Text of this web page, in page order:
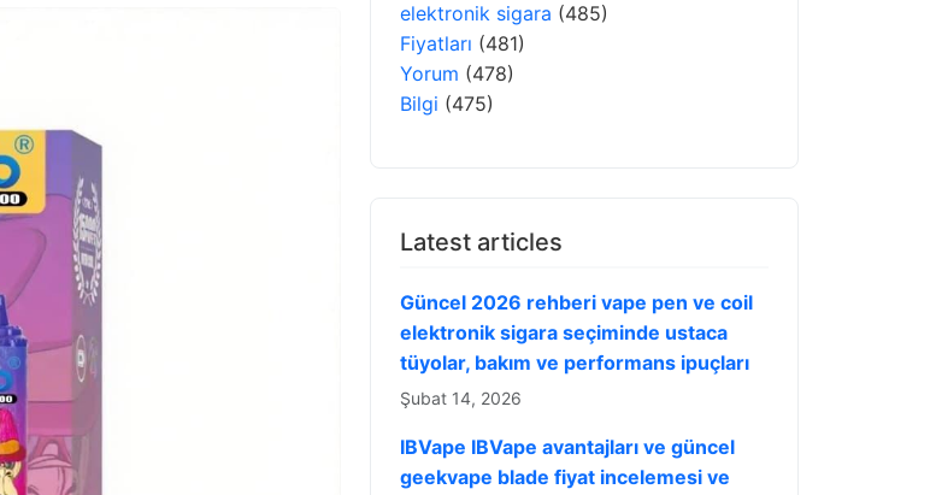
elektronik sigara (485)
Fiyatları (481)
Yorum (478)
Bilgi (475)
Latest articles
Güncel 2026 rehberi vape pen ve coil
elektronik sigara seçiminde ustaca
tüyolar, bakım ve performans ipuçları
Şubat 14, 2026
IBVape IBVape avantajları ve güncel
geekvape blade fiyat incelemesi ve